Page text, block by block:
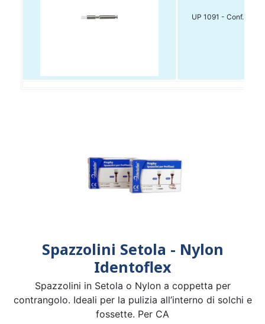
UP 1091 - Conf. da
Spazzolini Setola - Nylon
Identoflex
Spazzolini in Setola o Nylon a coppetta per
contrangolo. Ideali per la pulizia all’interno di solchi e
fossette. Per CA